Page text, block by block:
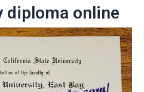
diploma online